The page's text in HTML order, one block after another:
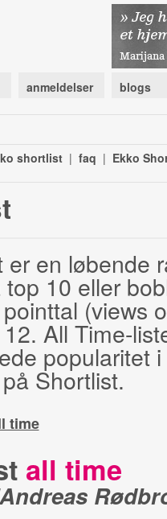
anmeldelser blogs
shortlist | faq | Ekko
er en løbende
10 eller
(views
All Time-
popularitet
Shortlist.
time
all time